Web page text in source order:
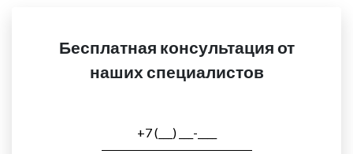
Бесплатная консультация от
наших специалистов